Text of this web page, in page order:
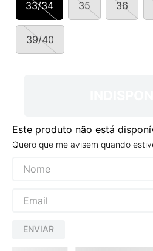
33/34 35 36
39/40
Este produto não está
Quero que me avisem quando
ENVIAR
º
NEW 530
10º VEJA COUNTRY